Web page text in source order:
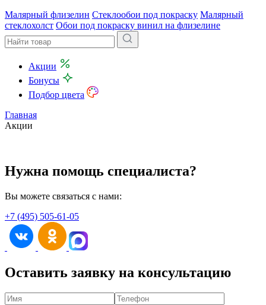
Малярный флизелин Стеклообои под покраску Малярный
стеклохолст Обои под покраску винил на флизелине
Акции
Бонусы
Подбор цвета
Главная
Акции
Нужна помощь специалиста?
Вы можете связаться с нами:
+7 (495) 505-61-05
Оставить заявку на консультацию